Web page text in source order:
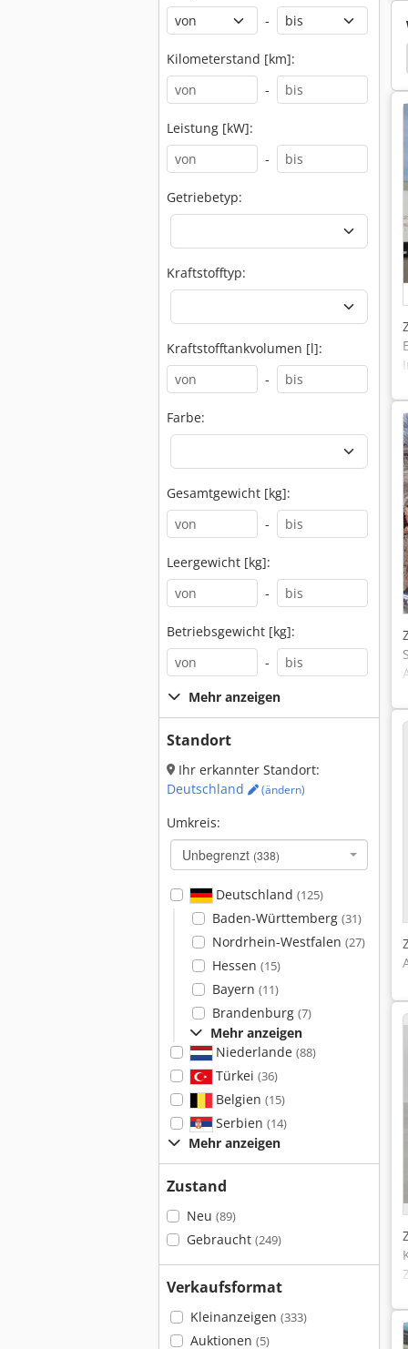
-
Kilometerstand [km]:
-
Leistung [kW]:
-
Getriebetyp:
Kraftstofftyp:
Kraftstofftankvolumen [l]:
-
Farbe:
Gesamtgewicht [kg]:
-
Leergewicht [kg]:
-
Betriebsgewicht [kg]:
-
Mehr anzeigen
Standort
Ihr erkannter Standort:
Deutschland
(ändern)
Umkreis:
Unbegrenzt (338)
Deutschland (125)
Baden-Württemberg (31)
Nordrhein-Westfalen (27)
Hessen (15)
Bayern (11)
Brandenburg (7)
Mehr anzeigen
Niederlande (88)
Türkei (36)
Belgien (15)
Serbien (14)
Mehr anzeigen
Zustand
Neu (89)
Gebraucht (249)
Verkaufsformat
Kleinanzeigen (333)
Auktionen (5)
Takeuchi Kompaktlader Takeuchi Kettenbagger